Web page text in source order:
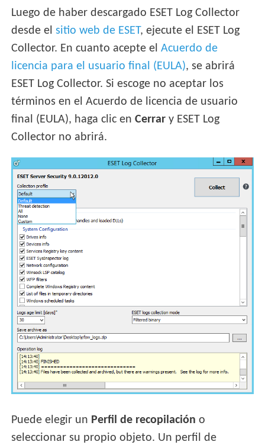
Luego de haber descargado ESET Log Collector
desde elsitio web de ESET, ejecute el ESET Log
Collector. En cuanto acepte elAcuerdo de
licencia para el usuario final (EULA), se abrirá
ESET Log Collector. Si escoge no aceptar los
términos en el Acuerdo de licencia de usuario
final (EULA), haga clic enCerrar y ESET Log
Collector no abrirá.
Puede elegir un Perfil de recopilación o
seleccionar su propio objeto. Un perfil de